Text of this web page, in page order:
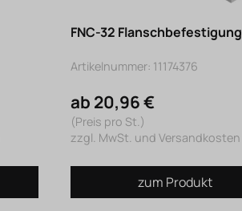
FNC-32 Flanschbefestigung
Artikelnummer: 11174376
ab 20,96 €
(Preis pro St.)
zzgl. MwSt. und Versandkosten
zum Produkt